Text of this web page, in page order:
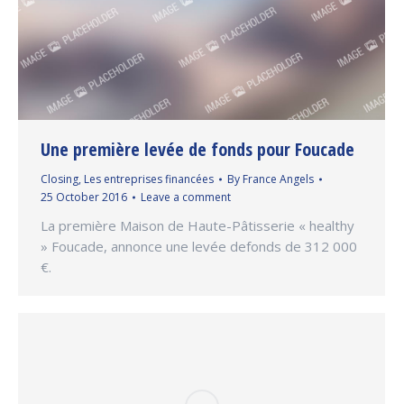
Une première levée de fonds pour Foucade
Closing, Les entreprises financées By France Angels
25 October 2016
Leave a comment
La première Maison de Haute-Pâtisserie « healthy
» Foucade, annonce une levée defonds de 312 000
€.